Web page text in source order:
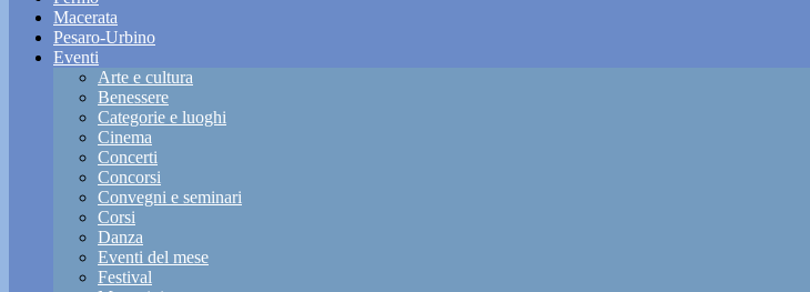
Macerata
Pesaro-Urbino
Eventi
Arte e cultura
Benessere
Categorie e luoghi
Cinema
Concerti
Concorsi
Convegni e seminari
Corsi
Danza
Eventi del mese
Festival